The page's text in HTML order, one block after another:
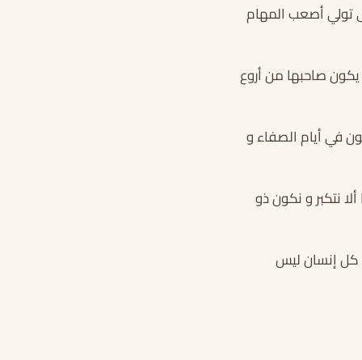
تولي أصعب المهام
صاحبها من أروع
في أيام الصفاء و
نتكبر و نكون ذو
كل إنسان ليس